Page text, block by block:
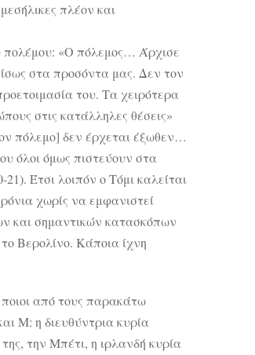
πλέον και
«Ο πόλεμος… Άρχισε
στα προσόντα μας. Δεν τον
του. Τα χειρότερα
στις κατάλληλες θέσεις»
πόλεμο] δεν έρχεται έξωθεν…
όλοι όμως πιστεύουν στα
Έτσι λοιπόν ο Τόμι καλείται
χωρίς να εμφανιστεί
και σημαντικών κατασκόπων
Βερολίνο. Κάποια ίχνη
από τους παρακάτω
Μ: η διευθύντρια κυρία
την Μπέτι, η ιρλανδή κυρία